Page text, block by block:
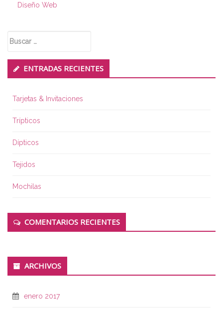
Diseño Web
ENTRADAS RECIENTES
Tarjetas & Invitaciones
Trípticos
Dípticos
Tejidos
Mochilas
COMENTARIOS RECIENTES
ARCHIVOS
enero 2017